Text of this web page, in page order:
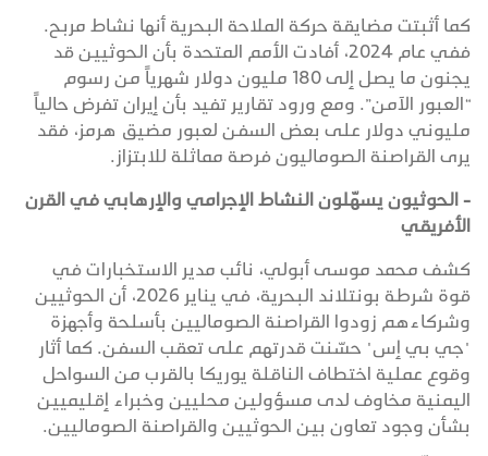
كما أثبتت مضايقة حركة الملاحة البحرية أنها نشاط مربح.
ففي عام 2024، أفادت الأمم المتحدة بأن الحوثيين قد
يجنون ما يصل إلى 180 مليون دولار شهرياً من رسوم
“العبور الآمن”. ومع ورود تقارير تفيد بأن إيران تفرض حالياً
مليوني دولار على بعض السفن لعبور مضيق هرمز، فقد
يرى القراصنة الصوماليون فرصة مماثلة للابتزاز.
- الحوثيون يسهّلون النشاط الإجرامي والإرهابي في القرن
الأفريقي
كشف محمد موسى أبولي، نائب مدير الاستخبارات في
قوة شرطة بونتلاند البحرية، في يناير 2026، أن الحوثيين
وشركاءهم زودوا القراصنة الصوماليين بأسلحة وأجهزة
"جي بي إس" حسّنت قدرتهم على تعقب السفن. كما أثار
وقوع عملية اختطاف الناقلة يوريكا بالقرب من السواحل
اليمنية مخاوف لدى مسؤولين محليين وخبراء إقليميين
بشأن وجود تعاون بين الحوثيين والقراصنة الصوماليين.